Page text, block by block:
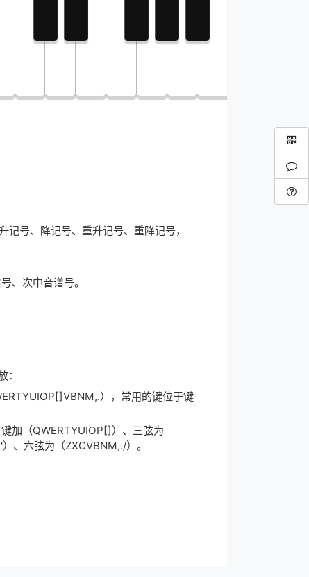
号、降记号、重升记号、重降记号，
、次中音谱号。
），常用的键位于键
加（QWERTYUIOP[]）、三弦为
、六弦为（ZXCVBNM,./）。